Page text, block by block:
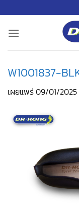
ไป
W1001837-
เผยแพร่09/01/2025